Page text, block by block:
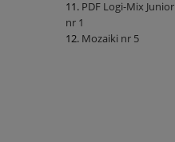
PDF Logi-Mix Junior
nr 1
Mozaiki nr 5